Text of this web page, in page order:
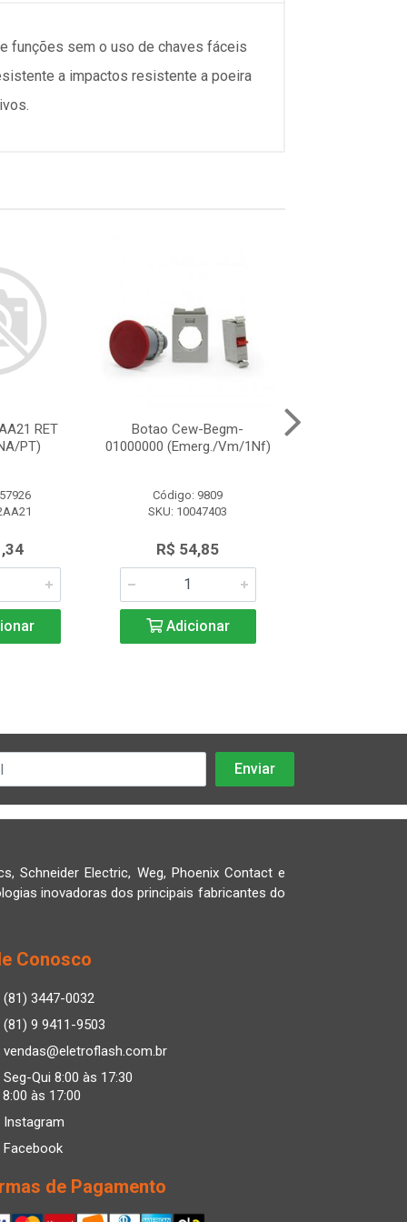
funções sem o uso de chaves fáceis
a impactos resistente a poeira
RET
PT)
Botao Cew-Begm-
01000000 (Emerg./Vm/1Nf)
Código: 9809
SKU: 10047403
R$ 54,85
Adicionar
Schneider Electric, Weg, Phoenix Contact e
inovadoras dos principais fabricantes do
Conosco
(81) 3447-0032
(81) 9 9411-9503
vendas@eletroflash.com.br
Seg-Qui 8:00 às 17:30
às 17:00
Instagram
Facebook
de Pagamento